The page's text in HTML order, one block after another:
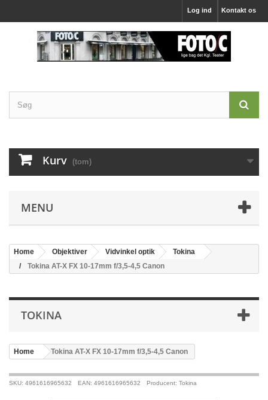
Kontakt os
Log ind
Kurv (tom)
MENU
Home Objektiver Vidvinkel optik
Tokina
Tokina AT-X FX 10-17mm f/3,5-4,5 Canon
TOKINA
Home >Tokina AT-X FX 10-17mm f/3,5-4,5 Canon
SKU: 4961616965632 EAN: 4961616965632 Producent: Tokina